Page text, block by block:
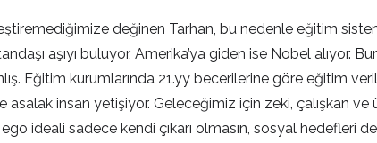
değinen Tarhan, bu nedenle eğitim
aşıyı buluyor, Amerika’ya giden ise Nobel alıyor.
Eğitim kurumlarında 21.yy becerilerine göre eğitim
insan yetişiyor. Geleceğimiz için zeki, çalışkan
ideali sadece kendi çıkarı olmasın, sosyal hedefleri